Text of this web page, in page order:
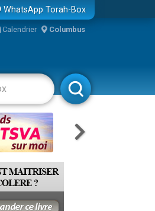
WhatsApp Torah-Box
Calendrier Columbus
Livres Rabbanim